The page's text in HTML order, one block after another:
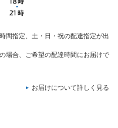
間指定、土・日・祝の配達指定が出
場合、ご希望の配達時間にお届けで
お届けについて詳しく見る